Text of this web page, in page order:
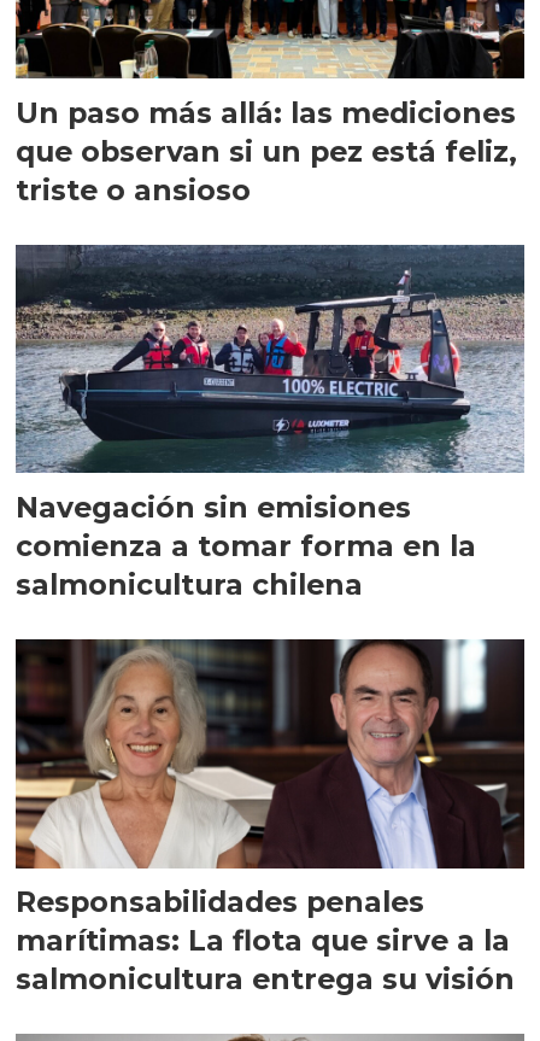
Un paso más allá: las mediciones
que observan si un pez está feliz,
triste o ansioso
Navegación sin emisiones
comienza a tomar forma en la
salmonicultura chilena
Responsabilidades penales
marítimas: La flota que sirve a la
salmonicultura entrega su visión